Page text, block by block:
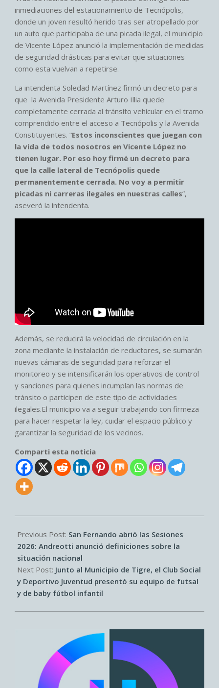
inmediaciones del estacionamiento de Tecnópolis,
donde un joven resultó herido tras ser atropellado por
un auto que participaba de una picada ilegal, el municipio
de Vicente López anunció la implementación de medidas
de seguridad drásticas para evitar que situaciones
como esta vuelvan a repetirse.
La intendenta Soledad Martínez firmó un decreto para
que la Avenida Presidente Arturo Illia quede
completamente cerrada al tránsito vehicular en el tramo
comprendido entre el acceso a Tecnópolis y la Avenida
Constituyentes. “Estos inconscientes que juegan con
la vida de todos nosotros en Vicente López no
tienen lugar. Por eso hoy firmé un decreto para
que la calle lateral de Tecnópolis quede
permanentemente cerrada. No voy a permitir
picadas ni carreras ilegales en nuestras calles”,
aseveró la intendenta.
Además, se reducirá la velocidad de circulación en la
zona mediante la instalación de reductores, se sumarán
nuevas cámaras de seguridad para reforzar el
monitoreo y se intensificarán los operativos de control
y sanciones para quienes incumplan las normas de
tránsito o participen de este tipo de actividades
ilegales.El municipio va a seguir trabajando con firmeza
para hacer respetar la ley, cuidar el espacio público y
garantizar la seguridad de los vecinos.
Comparti esta noticia
03-
26
Previous Post: San Fernando abrió las Sesiones
2026: Andreotti anunció definiciones sobre la
situación nacional
Next Post: Junto al Municipio de Tigre, el Club Social
y Deportivo Juventud presentó su equipo de futsal
y de baby fútbol infantil